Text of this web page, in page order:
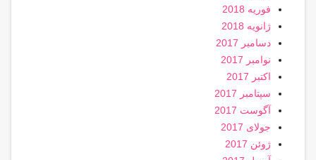
فوریه 2018
ژانویه 2018
دسامبر 2017
نوامبر 2017
اکتبر 2017
سپتامبر 2017
آگوست 2017
جولای 2017
ژوئن 2017